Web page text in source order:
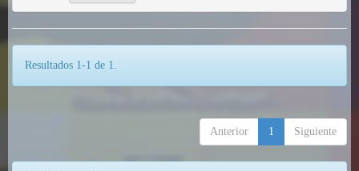
Resultados 1-1 de 1.
Anterior 1 Siguiente